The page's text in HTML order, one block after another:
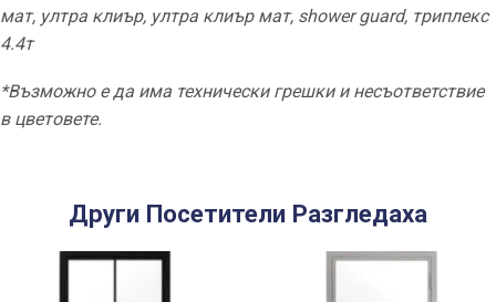
мат, ултра клиър, ултра клиър мат, shower guard, триплекс
4.4т
*Възможно е да има технически грешки и несъответствие
в цветовете.
Други Посетители Разгледаха